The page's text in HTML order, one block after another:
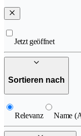
Jetzt geöffnet
Sortieren nach
Relevanz Name